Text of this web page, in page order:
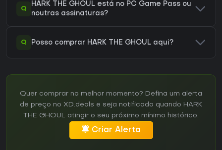
Q
HARK THE GHOUL está no PC Game Pass ou
noutras assinaturas?
Q Posso comprar HARK THE GHOUL aqui?
Quer comprar no melhor momento? Defina um alerta
de preço no XD.deals e seja notificado quando HARK
THE GHOUL atingir o seu próximo mínimo histórico.
Criar Alerta